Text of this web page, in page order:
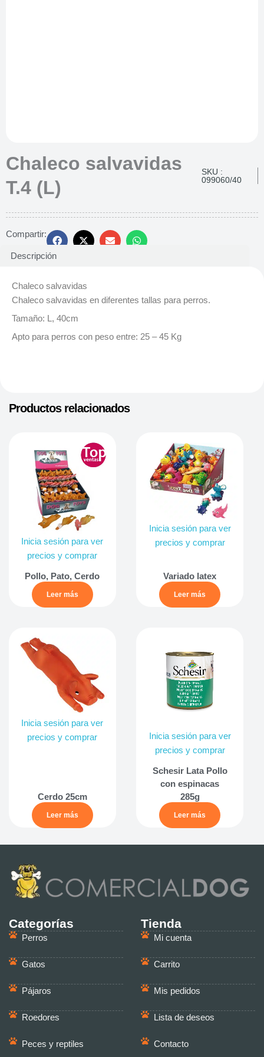
Chaleco salvavidas
T.4 (L)
SKU :
099060/40
Compartir:
Descripción
Chaleco salvavidas
Chaleco salvavidas en diferentes tallas para perros.
Tamaño: L, 40cm
Apto para perros con peso entre: 25 – 45 Kg
Productos relacionados
Inicia sesión para ver
precios y comprar
Pollo, Pato, Cerdo
Leer más
Inicia sesión para ver
precios y comprar
Variado latex
Leer más
Inicia sesión para ver
precios y comprar
Cerdo 25cm
Leer más
Inicia sesión para ver
precios y comprar
Schesir Lata Pollo
con espinacas
285g
Leer más
Categorías
Perros
Gatos
Pájaros
Roedores
Peces y reptiles
Tienda
Mi cuenta
Carrito
Mis pedidos
Lista de deseos
Contacto